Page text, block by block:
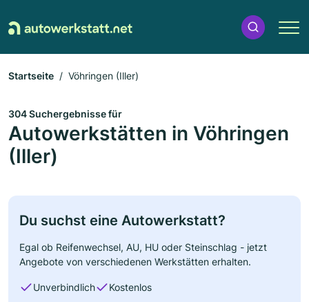
Startseite Vöhringen (Iller)
304 Suchergebnisse für
Autowerkstätten in Vöhringen
(Iller)
Du suchst eine Autowerkstatt?
Egal ob Reifenwechsel, AU, HU oder Steinschlag - jetzt
Angebote von verschiedenen Werkstätten erhalten.
Unverbindlich Kostenlos